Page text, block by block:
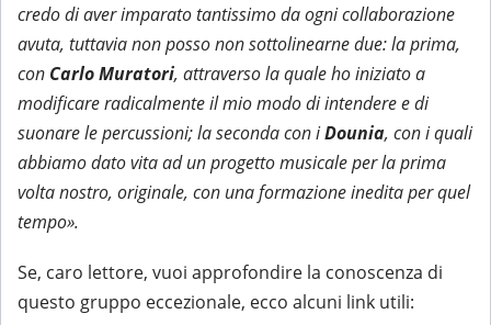
credo di aver imparato tantissimo da ogni collaborazione
avuta, tuttavia non posso non sottolinearne due: la prima,
con Carlo Muratori, attraverso la quale ho iniziato a
modificare radicalmente il mio modo di intendere e di
suonare le percussioni; la seconda con iDounia, con i quali
abbiamo dato vita ad un progetto musicale per la prima
volta nostro, originale, con una formazione inedita per quel
tempo».
Se, caro lettore, vuoi approfondire la conoscenza di
questo gruppo eccezionale, ecco alcuni link utili: